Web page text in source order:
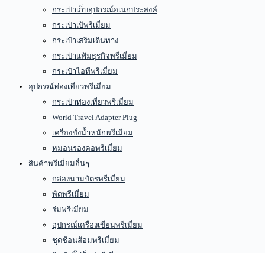
กระเป๋าเก็บอุปกรณ์อเนกประสงค์
กระเป๋าเป้พรีเมี่ยม
กระเป๋าเสริมเดินทาง
กระเป๋าแฟ้มธุรกิจพรีเมี่ยม
กระเป๋าไอทีพรีเมี่ยม
อุปกรณ์ท่องเที่ยวพรีเมี่ยม
กระเป๋าท่องเที่ยวพรีเมี่ยม
World Travel Adapter Plug
เครื่องชั่งน้ำหนักพรีเมี่ยม
หมอนรองคอพรีเมี่ยม
สินค้าพรีเมี่ยมอื่นๆ
กล่องนามบัตรพรีเมี่ยม
พัดพรีเมี่ยม
ร่มพรีเมี่ยม
อุปกรณ์เครื่องเขียนพรีเมี่ยม
ชุดช้อนส้อมพรีเมี่ยม